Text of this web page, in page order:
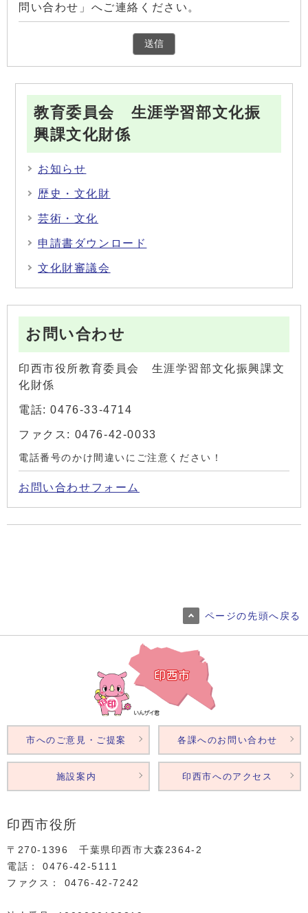
問い合わせ」へご連絡ください。
教育委員会 生涯学習部文化振
興課文化財係
お知らせ
歴史・文化財
芸術・文化
申請書ダウンロード
文化財審議会
お問い合わせ
印西市役所教育委員会 生涯学習部文化振興課文
化財係
電話: 0476-33-4714
ファクス: 0476-42-0033
電話番号のかけ間違いにご注意ください！
お問い合わせフォーム
ページの先頭へ戻る
印西市役所
〒270-1396 千葉県印西市大森2364‐2
電話： 0476‐42‐5111
ファクス： 0476‐42‐7242
市へのご意見・ご提案 各課へのお問い合わせ
施設案内 印西市へのアクセス